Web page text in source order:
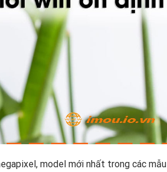
model mới nhất trong các mẫu